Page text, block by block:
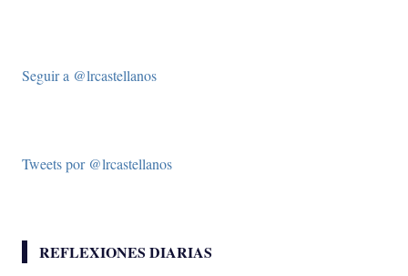
Seguir a @lrcastellanos
Tweets por @lrcastellanos
REFLEXIONES DIARIAS